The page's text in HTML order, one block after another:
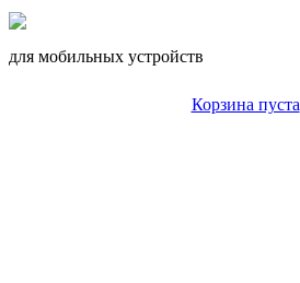
для мобильных устройств
Корзина пуста